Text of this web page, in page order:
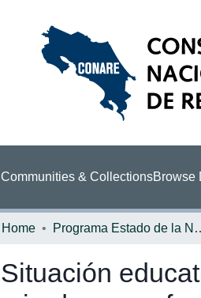
Communities & CollectionsBrowse
Home Programa
Situación